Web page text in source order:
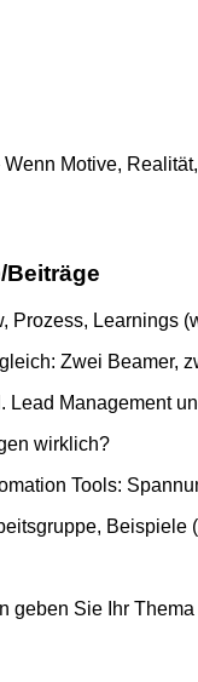
Motive,
Beiträge
Prozess, Learnings
Zwei Beamer,
Management
wirklich?
Tools:
geben Sie Ihr